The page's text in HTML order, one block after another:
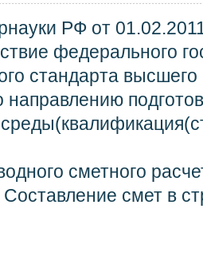
РФ от
федерального
стандарта
направлению
сметного
Составление смет в